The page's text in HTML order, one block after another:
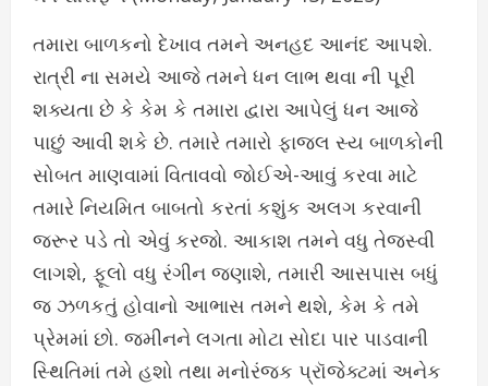
તમારા બાળકનો દેખાવ તમને અનહદ આનંદ આપશે.
રાત્રી ના સમયે આજે તમને ધન લાભ થવા ની પૂરી
શક્યતા છે કે કેમ કે તમારા દ્વારા આપેલું ધન આજે
પાછું આવી શકે છે. તમારે તમારો ફાજલ સ્ય બાળકોની
સોબત માણવામાં વિતાવવો જોઈએ-આવું કરવા માટે
તમારે નિયમિત બાબતો કરતાં કશુંક અલગ કરવાની
જરૂર પડે તો એવું કરજો. આકાશ તમને વધુ તેજસ્વી
લાગશે, ફૂલો વધુ રંગીન જણાશે, તમારી આસપાસ બધું
જ ઝળકતું હોવાનો આભાસ તમને થશે, કેમ કે તમે
પ્રેમમાં છો. જમીનને લગતા મોટા સોદા પાર પાડવાની
સ્થિતિમાં તમે હશો તથા મનોરંજક પ્રૉજેક્ટમાં અનેક